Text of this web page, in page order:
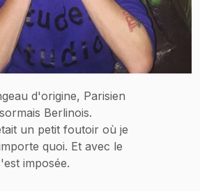
d'origine, Parisien
Berlinois.
un petit foutoir où je
quoi. Et avec le
imposée.